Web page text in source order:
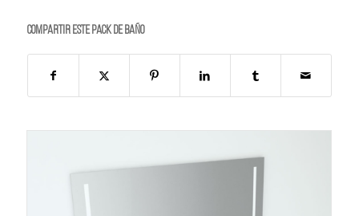
Compartir este PACK de BAÑO